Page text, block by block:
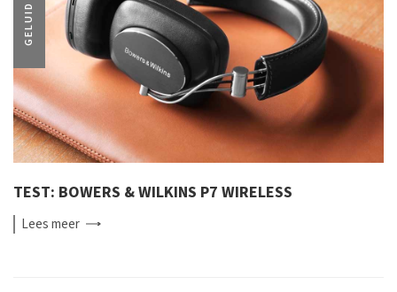
GELUID
TEST: BOWERS & WILKINS P7 WIRELESS
Leesmeer